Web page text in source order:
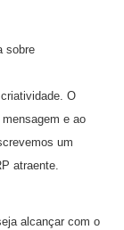
sobre
O
e ao
um
atraente.
alcançar com o